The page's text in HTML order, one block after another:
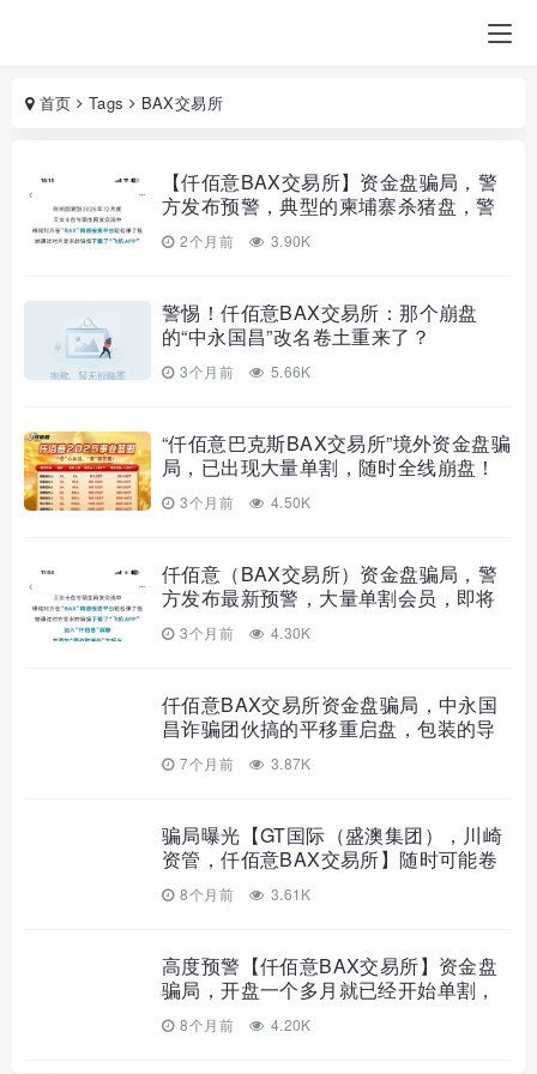
首页 Tags BAX交易所
【仟佰意BAX交易所】资金盘骗局，警
方发布预警，典型的柬埔寨杀猪盘，警
惕要崩盘跑路了…
2个月前 3.90K
警惕！仟佰意BAX交易所：那个崩盘
的“中永国昌”改名卷土重来了？
3个月前 5.66K
“仟佰意巴克斯BAX交易所”境外资金盘骗
局，已出现大量单割，随时全线崩盘！
3个月前 4.50K
仟佰意（BAX交易所）资金盘骗局，警
方发布最新预警，大量单割会员，即将
崩盘跑路！
3个月前 4.30K
仟佰意BAX交易所资金盘骗局，中永国
昌诈骗团伙搞的平移重启盘，包装的导
师这次叫穆欢，典型的柬埔寨杀猪盘，
警7个月前 3.87K
骗局曝光【GT国际（盛澳集团），川崎
资管，仟佰意BAX交易所】随时可能卷
钱跑路！
8个月前 3.61K
高度预警【仟佰意BAX交易所】资金盘
骗局，开盘一个多月就已经开始单割，
即将崩盘跑路！
8个月前 4.20K